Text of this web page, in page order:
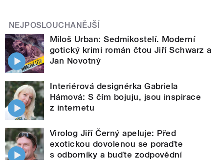
NEJPOSLOUCHANĚJŠÍ
Miloš Urban: Sedmikostelí. Moderní
gotický krimi román čtou Jiří Schwarz a
Jan Novotný
Interiérová designérka Gabriela
Hámová: S čím bojuju, jsou inspirace
z internetu
Virolog Jiří Černý apeluje: Před
exotickou dovolenou se poraďte
s odborníky a buďte zodpovědní